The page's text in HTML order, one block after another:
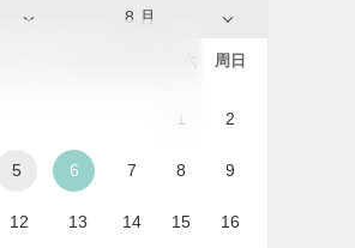
8 月
周六 周日
1 2
5 6 7 8 9
12 13 14 15 16